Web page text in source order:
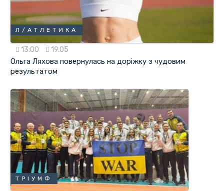
Л/АТЛЕТИКА
13:00 19.05
Ольга Ляхова повернулась на доріжку з чудовим
результатом
ТРІУМФ